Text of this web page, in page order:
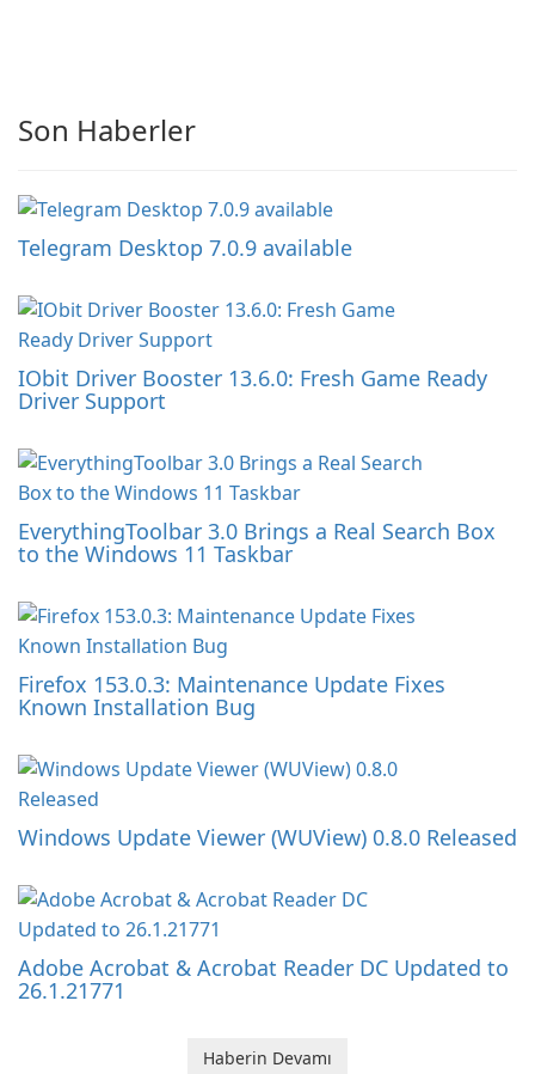
Son Haberler
Telegram Desktop 7.0.9 available
IObit Driver Booster 13.6.0: Fresh Game Ready
Driver Support
EverythingToolbar 3.0 Brings a Real Search Box
to the Windows 11 Taskbar
Firefox 153.0.3: Maintenance Update Fixes
Known Installation Bug
Windows Update Viewer (WUView) 0.8.0 Released
Adobe Acrobat & Acrobat Reader DC Updated to
26.1.21771
Haberin Devamı